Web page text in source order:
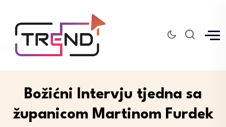
Božićni Intervju tjedna sa
županicom Martinom Furdek